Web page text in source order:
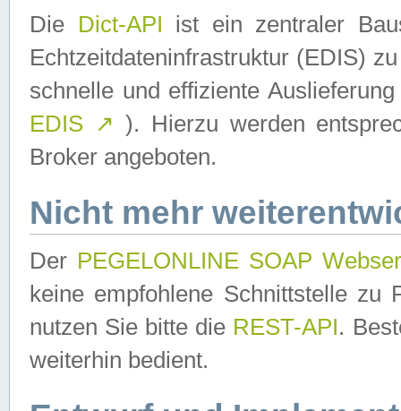
Die Dict-API ist ein zentraler
Echtzeitdateninfrastruktur (EDIS)
schnelle und effiziente
EDIS ↗ ). Hierzu werden
Broker angeboten.
Nicht mehr
Der PEGELONLINE SOAP
keine empfohlene Schnittstelle zu
nutzen Sie bitte die REST-API.
weiterhin bedient.